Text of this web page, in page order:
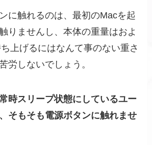
に触れるのは、最初のMacを起
りませんし、本体の重量はおよ
上げるにはなんて事のない重さ
労しないでしょう。
時スリープ状態にしているユー
そもそも電源ボタンに触れませ